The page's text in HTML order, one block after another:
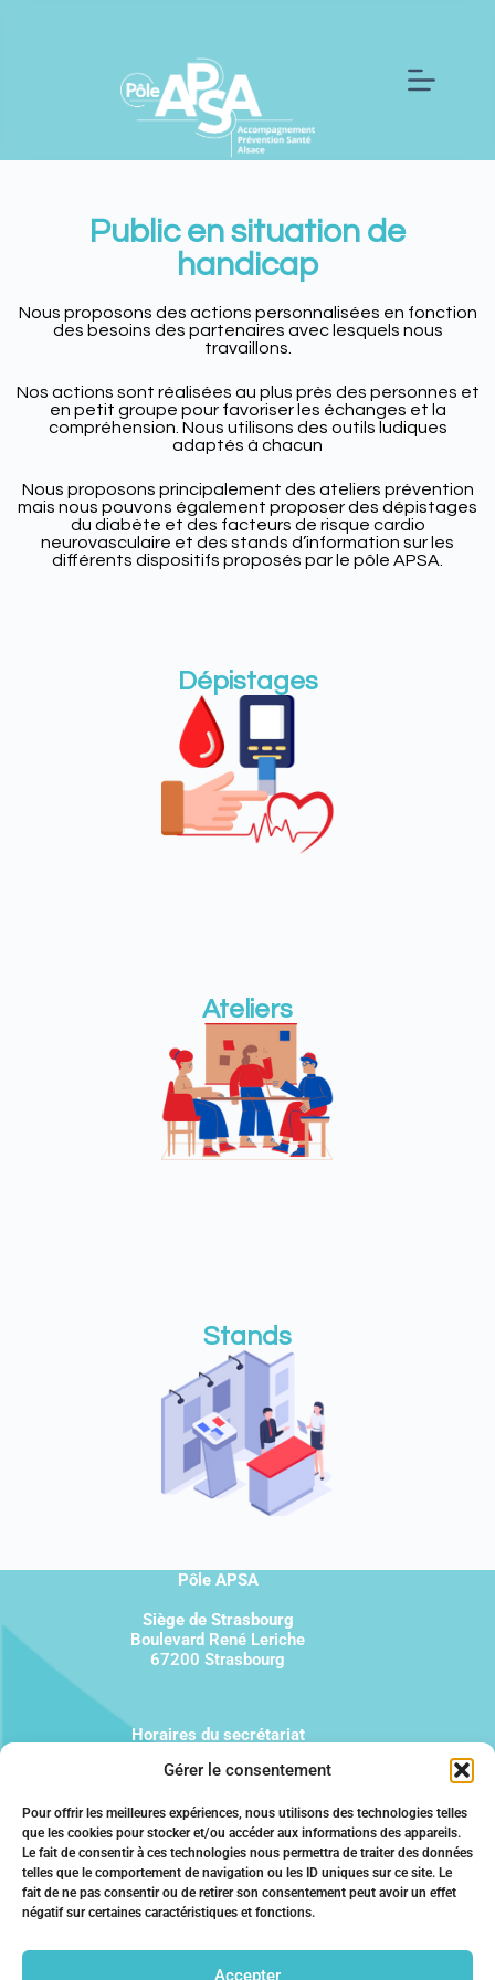
Gérer le consentement
Pour offrir les meilleures expériences, nous utilisons des technologies telles
que les cookies pour stocker et/ou accéder aux informations des appareils.
Le fait de consentir à ces technologies nous permettra de traiter des données
telles que le comportement de navigation ou les ID uniques sur ce site. Le
fait de ne pas consentir ou de retirer son consentement peut avoir un effet
négatif sur certaines caractéristiques et fonctions.
Accepter
Public en situation de
handicap
Nous proposons des actions personnalisées en fonction
des besoins des partenaires avec lesquels nous
travaillons.
Nos actions sont réalisées au plus près des personnes et
en petit groupe pour favoriser les échanges et la
compréhension. Nous utilisons des outils ludiques
adaptés à chacun
Nous proposons principalement des ateliers prévention
mais nous pouvons également proposer des dépistages
du diabète et des facteurs de risque cardio
neurovasculaire et des stands d’information sur les
différents dispositifs proposés par le pôle APSA.
Dépistages
Ateliers
Stands
Pôle APSA
Siège de Strasbourg
Boulevard René Leriche
67200 Strasbourg
Horaires du secrétariat
9h à 12h et 13h à 17 h
03 67 22 04 44
Mentions légales
Politique de confidentialité